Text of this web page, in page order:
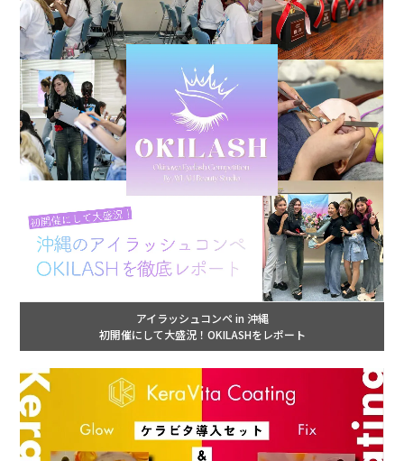
アイラッシュコンペ in 沖縄
初開催にして大盛況！OKILASHをレポート